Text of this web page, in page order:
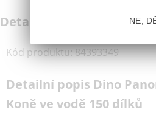
Detailní informace
Kód produktu:84393349
Detailní popis Dino
Koně ve vodě 150 dílků
NE,